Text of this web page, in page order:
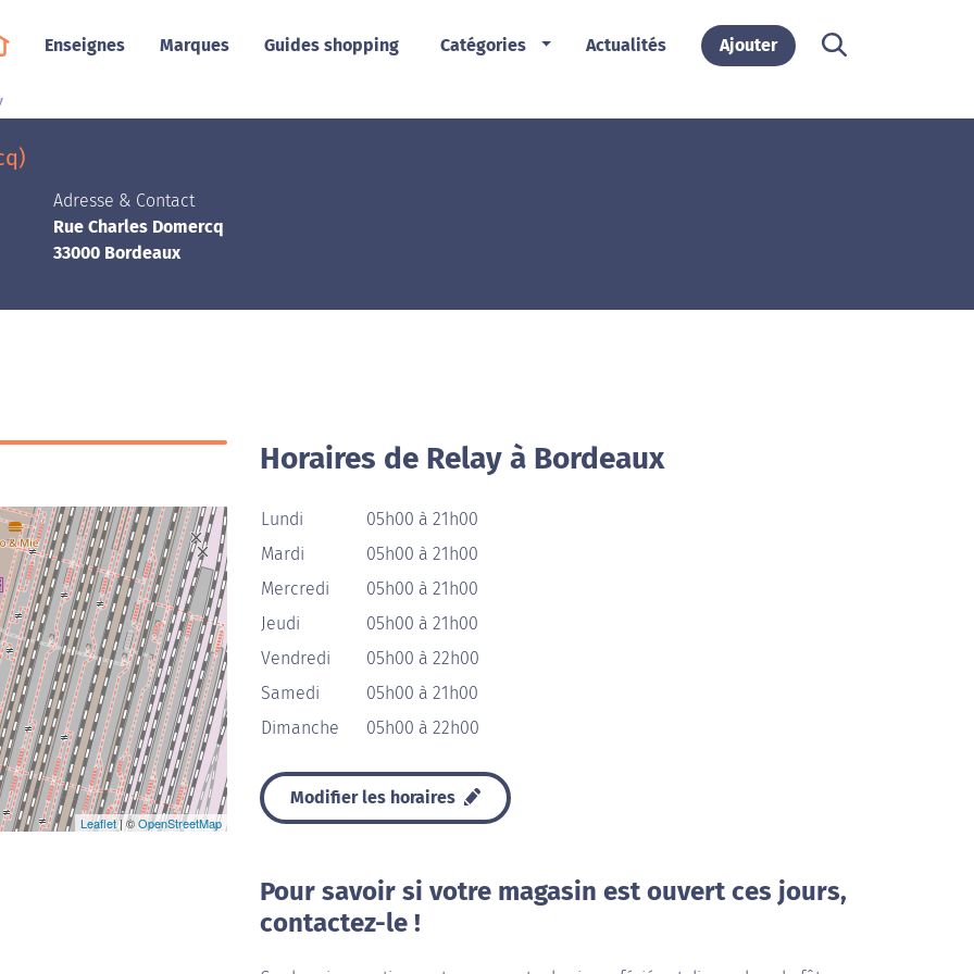
Enseignes Marques Guides shopping Catégories Actualités Ajouter
Adresse & Contact
Rue Charles Domercq
33000 Bordeaux
Leaflet| ©OpenStreetMap
Horaires de Relay à Bordeaux
Lundi
05h00 à 21h00
Mardi
05h00 à 21h00
Mercredi
05h00 à 21h00
Jeudi
05h00 à 21h00
Vendredi
05h00 à 22h00
Samedi
05h00 à 21h00
Dimanche
05h00 à 22h00
Modifier les horaires
Pour savoir si votre magasin est ouvert ces jours,
contactez-le !